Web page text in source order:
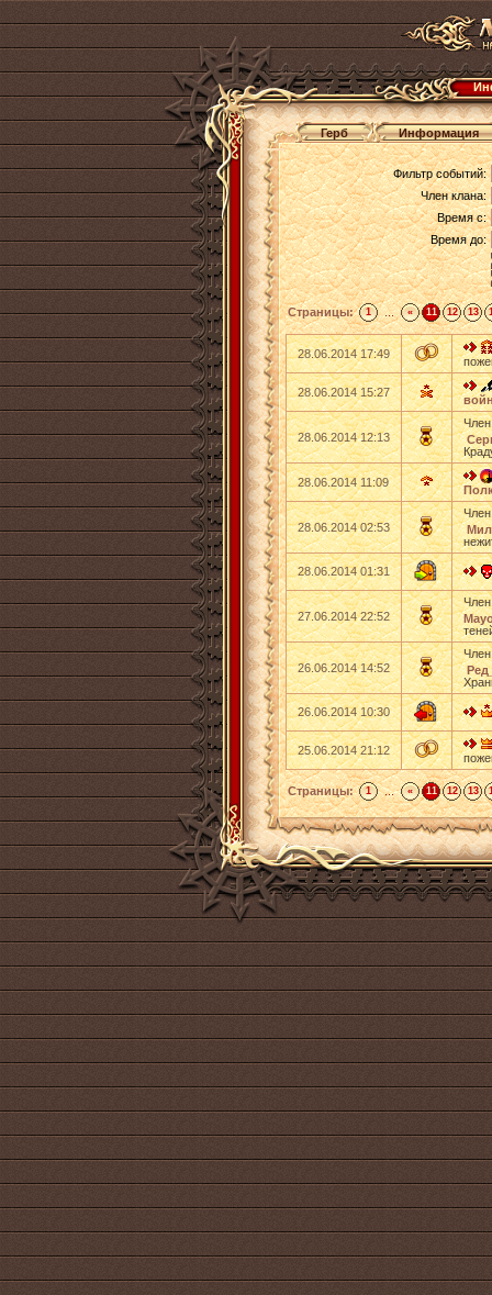
Герб Информация
Фильтр событий:
Член клана:
Время с:
Время до:
Страницы: 1 ... « 11 12 13
28.06.2014 17:49
28.06.2014 15:27
28.06.2014 12:13
28.06.2014 11:09
28.06.2014 02:53
28.06.2014 01:31
27.06.2014 22:52
26.06.2014 14:52
26.06.2014 10:30
25.06.2014 21:12
Страницы: 1 ... « 11 12 13